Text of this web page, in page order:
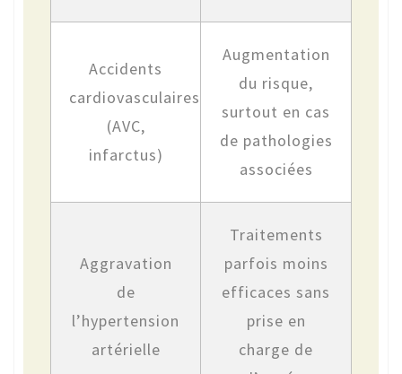
Accidents
cardiovasculaires
(AVC,
infarctus)
Augmentation
du risque,
surtout en cas
de pathologies
associées
Aggravation
de
l’hypertension
artérielle
Traitements
parfois moins
efficaces sans
prise en
charge de